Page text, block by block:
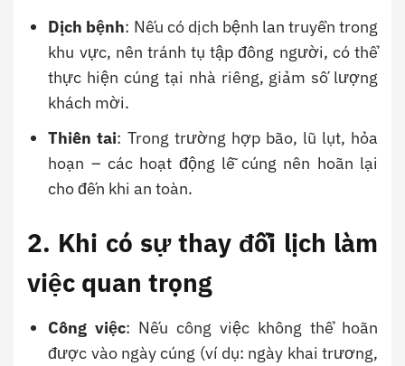
Dịch bệnh: Nếu có dịch bệnh lan truyền trong
khu vực, nên tránh tụ tập đông người, có thể
thực hiện cúng tại nhà riêng, giảm số lượng
khách mời.
Thiên tai: Trong trường hợp bão, lũ lụt, hỏa
hoạn – các hoạt động lễ cúng nên hoãn lại
cho đến khi an toàn.
2. Khi có sự thay đổi lịch làm
việc quan trọng
Công việc: Nếu công việc không thể hoãn
được vào ngày cúng (ví dụ: ngày khai trương,